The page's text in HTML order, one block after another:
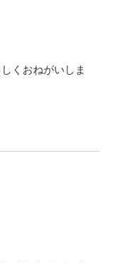
くおねがいしま